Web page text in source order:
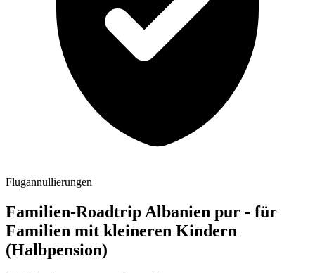
Flugannullierungen
Familien-Roadtrip Albanien pur - für
Familien mit kleineren Kindern
(Halbpension)